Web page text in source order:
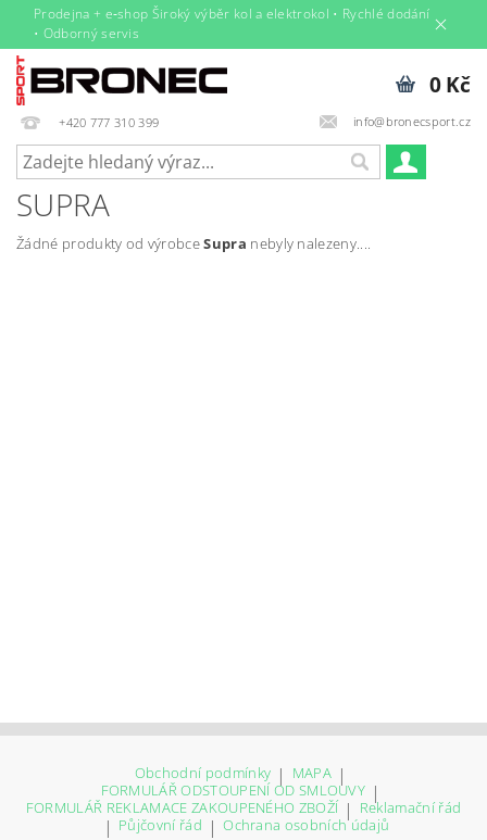
Prodejna + e‑shop Široký výběr kol a elektrokol • Rychlé dodání
• Odborný servis
+420 777 310 399 info@bronecsport.cz
0 Kč
SUPRA
Žádné produkty od výrobceSupra nebyly nalezeny....
Obchodní podmínky | MAPA |
FORMULÁŘ ODSTOUPENÍ OD SMLOUVY |
FORMULÁŘ REKLAMACE ZAKOUPENÉHO ZBOŽÍ | Reklamační řád
| Půjčovní řád | Ochrana osobních údajů